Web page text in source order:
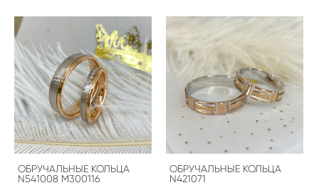
ОБРУЧАЛЬНЫЕ КОЛЬЦА
N541008 M300116
ОБРУЧАЛЬНЫЕ КОЛЬЦА
N421071